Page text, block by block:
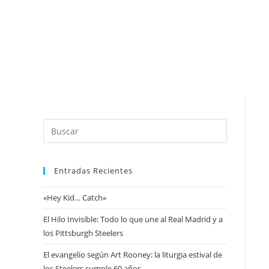
Entradas Recientes
«Hey Kid… Catch»
El Hilo Invisible: Todo lo que une al Real Madrid y a
los Pittsburgh Steelers
El evangelio según Art Rooney: la liturgia estival de